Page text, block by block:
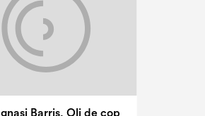
Ignasi Barris, Oli de cop